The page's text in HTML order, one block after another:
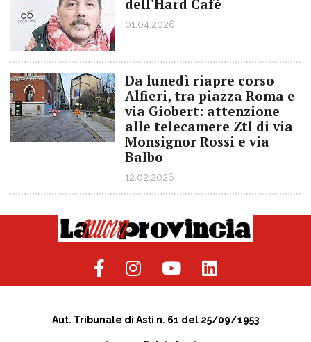
dell'Hard Cafè
01.04.2026
Da lunedì riapre corso
Alfieri, tra piazza Roma e
via Giobert: attenzione
alle telecamere Ztl di via
Monsignor Rossi e via
Balbo
12.02.2026
Aut. Tribunale di Asti n. 61 del 25/09/1953